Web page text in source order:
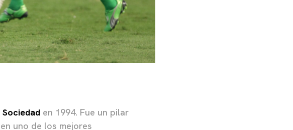
Sociedad en 1994. Fue un pilar
uno de los mejores